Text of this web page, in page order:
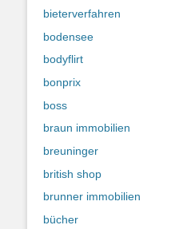
bieterverfahren
bodensee
bodyflirt
bonprix
boss
braun immobilien
breuninger
british shop
brunner immobilien
bücher